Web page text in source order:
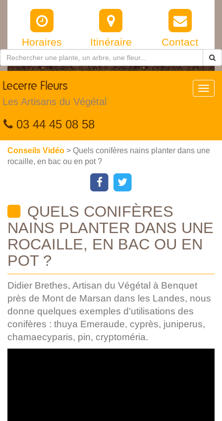
Horaires Itinéraire Contact
Lecerre Fleurs
Les Artisans du Végétal
03 44 45 08 58
Conseils Vidéo > Quels conifères nains planter dans une
rocaille, en bac ou en pot ?
QUELS CONIFÈRES
NAINS PLANTER DANS UNE
ROCAILLE, EN BAC OU EN
POT ?
Didier Brethes, Artisan du Végétal à Benquet
près de Mont de Marsan dans les Landes, nous
donne quelques exemples d'utilisations des
conifères : thuya Emeraude, cyprès, juniperus,
chamaecyparis, pin, cryptoméria.